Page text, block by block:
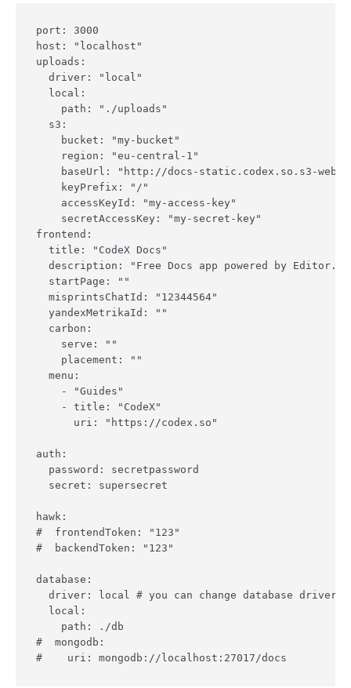
port: 3000
host: "localhost"
uploads:
  driver: "local"
  local:
    path: "./uploads"
  s3:
    bucket: "my-bucket"
    region: "eu-central-1"
baseUrl: "http://docs-static.codex.so.s3-
    keyPrefix: "/"
    accessKeyId: "my-access-key"
    secretAccessKey: "my-secret-key"
frontend:
  title: "CodeX Docs"
description: "Free Docs app powered by
  startPage: ""
  misprintsChatId: "12344564"
  yandexMetrikaId: ""
  carbon:
    serve: ""
    placement: ""
  menu:
    - "Guides"
    - title: "CodeX"
      uri: "https://codex.so"
auth:
  password: secretpassword
  secret: supersecret
hawk:
#  frontendToken: "123"
#  backendToken: "123"
database:
driver: local # you can change database driver
  local:
    path: ./db
#  mongodb: